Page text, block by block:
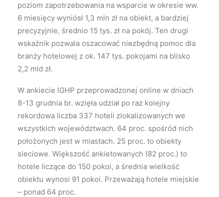
poziom zapotrzebowania na wsparcie w okresie ww.
6 miesięcy wyniósł 1,3 mln zł na obiekt, a bardziej
precyzyjnie, średnio 15 tys. zł na pokój. Ten drugi
wskaźnik pozwala oszacować niezbędną pomoc dla
branży hotelowej z ok. 147 tys. pokojami na blisko
2,2 mld zł.
W ankiecie IGHP przeprowadzonej online w dniach
8-13 grudnia br. wzięła udział po raz kolejny
rekordowa liczba 337 hoteli zlokalizowanych we
wszystkich województwach. 64 proc. spośród nich
położonych jest w miastach. 25 proc. to obiekty
sieciowe. Większość ankietowanych (82 proc.) to
hotele liczące do 150 pokoi, a średnia wielkość
obiektu wynosi 91 pokoi. Przeważają hotele miejskie
– ponad 64 proc.